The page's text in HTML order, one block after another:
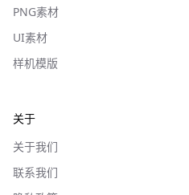
PNG素材
UI素材
样机模版
关于
关于我们
联系我们